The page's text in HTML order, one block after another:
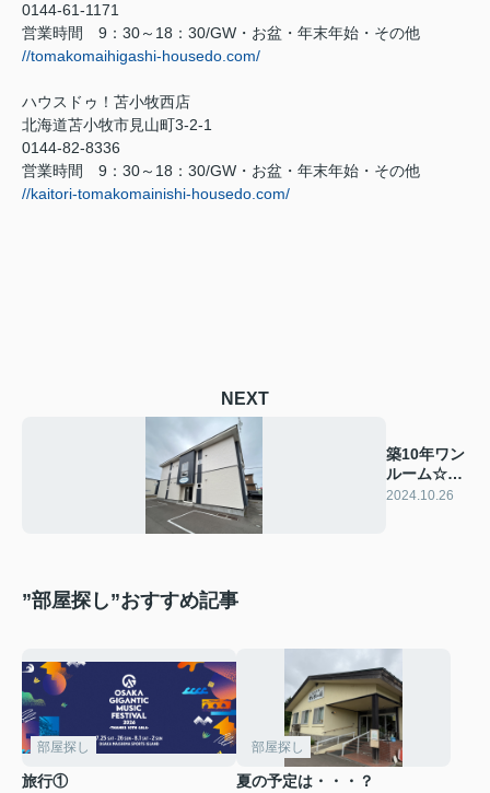
0144-61-1171
営業時間 9 ： 30～ 18 ： 30/GW ・お盆・年末年始・その他
//tomakomaihigashi-housedo.com/
ハウスドゥ！苫小牧西店
北海道苫小牧市見山町3-2-1
0144-82-8336
営業時間 9 ： 30～ 18 ： 30/GW ・お盆・年末年始・その他
//kaitori-tomakomainishi-housedo.com/
NEXT
築10年ワン
ルーム☆室
蘭市日の出
2024.10.26
”部屋探し”おすすめ記事
部屋探し
旅行①
部屋探し
夏の予定は・・・？